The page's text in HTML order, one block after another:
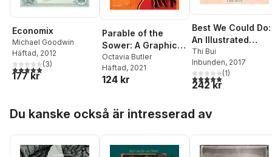
Economix
Michael Goodwin
Häftad, 2012
5,0utav 5 stjärnor. Totalt antal röster:
(3)
177 kr
Parable of the
Sower: A Graphic
Novel Adaptation
Octavia Butler
Häftad, 2021
124 kr
Best We Could Do:
An Illustrated
Memoir
Thi Bui
Inbunden, 2017
5,0utav 5 stjärnor.
(1)
242 kr
Du kanske också är intresserad av